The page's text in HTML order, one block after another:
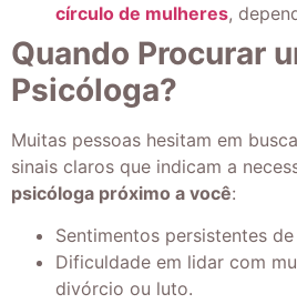
círculo de mulheres,
Quando Procurar
Psicóloga?
Muitas pessoas hesitam em
sinais claros que indicam a
psicóloga próximo a você:
Sentimentos persistentes
Dificuldade em lidar com
divórcio ou luto.